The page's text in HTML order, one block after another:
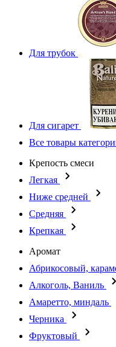
Для трубок
Для сигарет
Все товары
Крепость смеси
Легкая
Ниже средней
Средняя
Крепкая
Аромат
Абрикосовый,
Алкоголь, Ваниль
Амаретто, миндаль
Черника
Фруктовый